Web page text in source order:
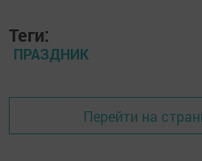
Теги:
ПРАЗДНИК
Перейти на